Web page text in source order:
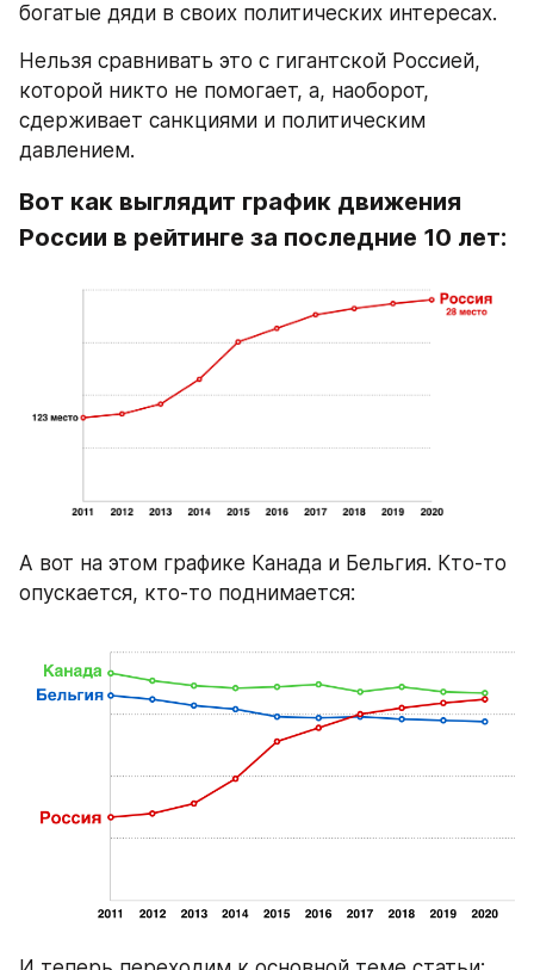
богатые дяди в своих политических интересах.
Нельзя сравнивать это с гигантской Россией,
которой никто не помогает, а, наоборот,
сдерживает санкциями и политическим
давлением.
Вот как выглядит график движения
России в рейтинге за последние 10 лет:
А вот на этом графике Канада и Бельгия. Кто-то
опускается, кто-то поднимается: